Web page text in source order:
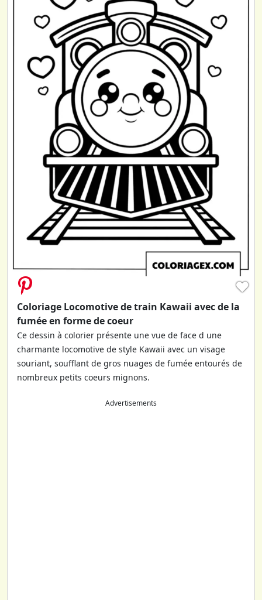
♥
Coloriage Locomotive de train Kawaii avec de la
fumée en forme de coeur
Ce dessin à colorier présente une vue de face d une
charmante locomotive de style Kawaii avec un visage
souriant, soufflant de gros nuages de fumée entourés de
nombreux petits coeurs mignons.
Advertisements